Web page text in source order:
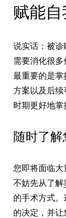
赋能
说实话：被
需要消化很
最重要的是
方案以及后
时期更好地掌
随时了
您即将面临大
不妨先从了解
的手术方式
的决定，并